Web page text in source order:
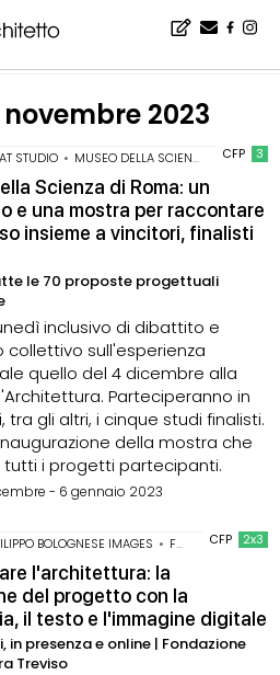
novembre 2023
CFP 3
STUDIO • MUSEO DELLA SCIENZA
Scienza di Roma: un
e una mostra per raccontare
insieme a vincitori, finalisti
le 70 proposte progettuali
inclusivo di dibattito e
collettivo sull'esperienza
quello del 4 dicembre alla
Parteciperanno in
tra gli altri, i cinque studi finalisti.
della mostra che
i progetti partecipanti.
- 6 gennaio 2023
CFP 2x3
BOLOGNESE IMAGES • FONDAZIONE ARCHITETTURA TREVISO
l'architettura: la
del progetto con la
il testo e l'immagine digitale
in presenza e online | Fondazione
Treviso